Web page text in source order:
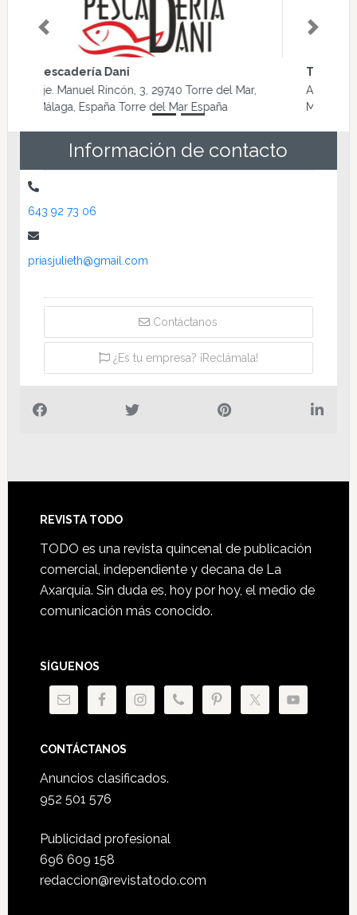
The Gallery
Av. de Andalucía, 8, 29751 Algarrobo-Costa,
Málaga, España Algarrobo Costa España
Previous Next
Información de contacto
643 92 73 06
priasjulieth@gmail.com
Contáctanos
¿Es tu empresa? ¡Reclámala!
Footer
REVISTA TODO
TODO es una revista quincenal de publicación
comercial, independiente y decana de La
Axarquía. Sin duda es, hoy por hoy, el medio de
comunicación más conocido.
SÍGUENOS
CONTÁCTANOS
Anuncios clasificados.
952 501 576
Publicidad profesional
696 609 158
redaccion@revistatodo.com